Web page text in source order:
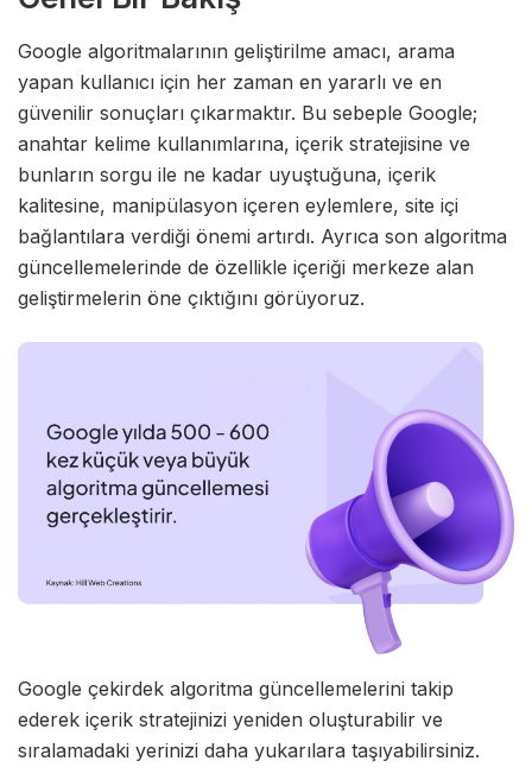
Google algoritmalarının geliştirilme amacı, arama
yapan kullanıcı için her zaman en yararlı ve en
güvenilir sonuçları çıkarmaktır. Bu sebeple Google;
anahtar kelime kullanımlarına, içerik stratejisine ve
bunların sorgu ile ne kadar uyuştuğuna, içerik
kalitesine, manipülasyon içeren eylemlere, site içi
bağlantılara verdiği önemi artırdı. Ayrıca son algoritma
güncellemelerinde de özellikle içeriği merkeze alan
geliştirmelerin öne çıktığını görüyoruz.
Google çekirdek algoritma güncellemelerini takip
ederek içerik stratejinizi yeniden oluşturabilir ve
sıralamadaki yerinizi daha yukarılara taşıyabilirsiniz.